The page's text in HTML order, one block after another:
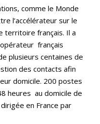
comme le Monde
l’accélérateur sur le
territoire français. Il a
français
plusieurs centaines de
des contacts afin
domicile. 200 postes
heures au domicile de
en France par